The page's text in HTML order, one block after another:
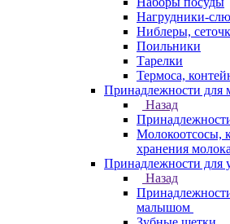
Нагрудники-
Ниблеры,
Поильники
Тарелки
Термоса,
Принадлежности для
Назад
Молокоотсосы,
хранения молока
Принадлежности для
Назад
малышом